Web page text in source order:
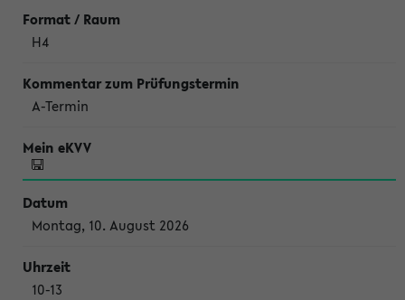
H4
A-Termin
Montag, 10. August 2026
10-13